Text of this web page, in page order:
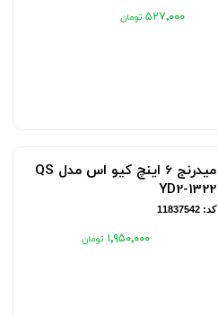
۵۲۷٬۰۰۰
میدرنج 6 اینچ کیو اس مدل QS
YD2-1322
کد: 11837542
۱٬۹۵۰٬۰۰۰